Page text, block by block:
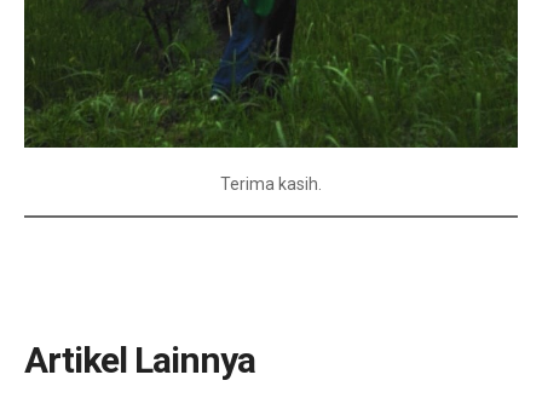
Terima kasih.
Artikel Lainnya